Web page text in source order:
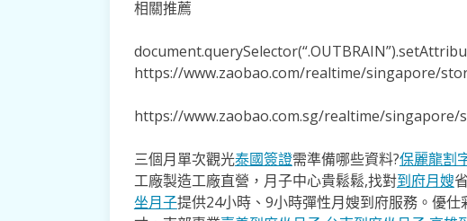
相關推薦
https://www.zaobao.com/realtime/singapore/
https://www.zaobao.com.sg/realtime/singapore/
三個月單次觀光泰國簽證需準備哪些資料?保麗龍割
工廠製造工廠直營，月子中心貴鬆鬆,找對到府月嫂
坐月子提供24小時、9小時彈性月嫂到府服務。優仕